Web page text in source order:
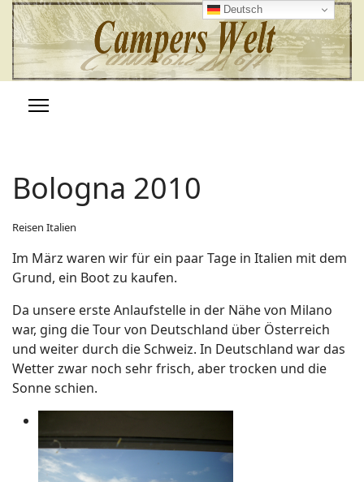
Deutsch
Bologna 2010
Reisen Italien
Im März waren wir für ein paar Tage in Italien mit dem
Grund, ein Boot zu kaufen.
Da unsere erste Anlaufstelle in der Nähe von Milano
war, ging die Tour von Deutschland über Österreich
und weiter durch die Schweiz. In Deutschland war das
Wetter zwar noch sehr frisch, aber trocken und die
Sonne schien.